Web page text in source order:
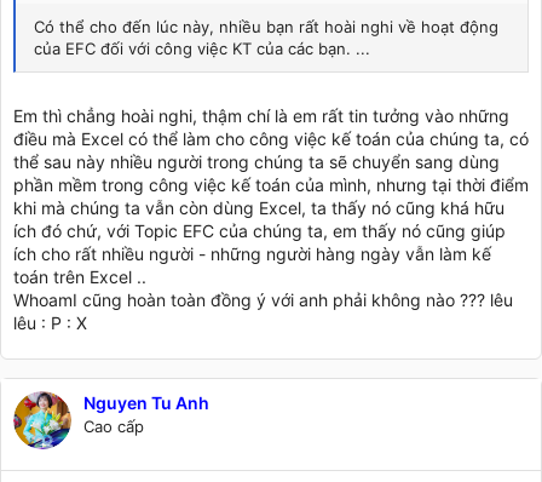
Có thể cho đến lúc này, nhiều bạn rất hoài nghi về hoạt động
của EFC đối với công việc KT của các bạn. ...
Em thì chẳng hoài nghi, thậm chí là em rất tin tưởng vào những
điều mà Excel có thể làm cho công việc kế toán của chúng ta, có
thể sau này nhiều người trong chúng ta sẽ chuyển sang dùng
phần mềm trong công việc kế toán của mình, nhưng tại thời điểm
khi mà chúng ta vẫn còn dùng Excel, ta thấy nó cũng khá hữu
ích đó chứ, với Topic EFC của chúng ta, em thấy nó cũng giúp
ích cho rất nhiều người - những người hàng ngày vẫn làm kế
toán trên Excel ..
WhoamI cũng hoàn toàn đồng ý với anh phải không nào ??? lêu
lêu : P : X
Nguyen Tu Anh
Cao cấp